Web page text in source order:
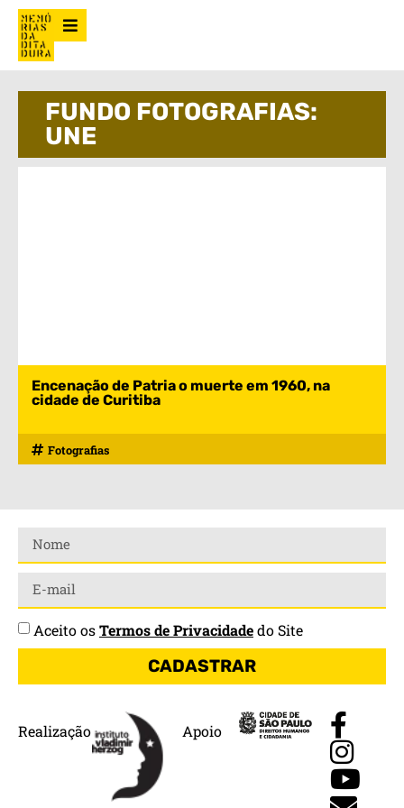
FUNDO FOTOGRAFIAS:
UNE
Encenação de Patria o muerte em 1960, na
cidade de Curitiba
Fotografias
Realização Apoio
Aceito osTermos de Privacidadedo Site
CADASTRAR